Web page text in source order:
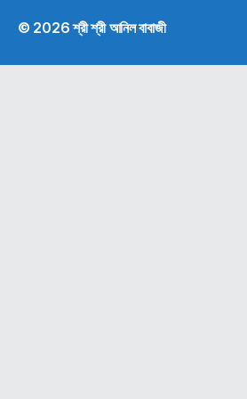
© 2026শ্রী শ্রী আনিল বাবাজী